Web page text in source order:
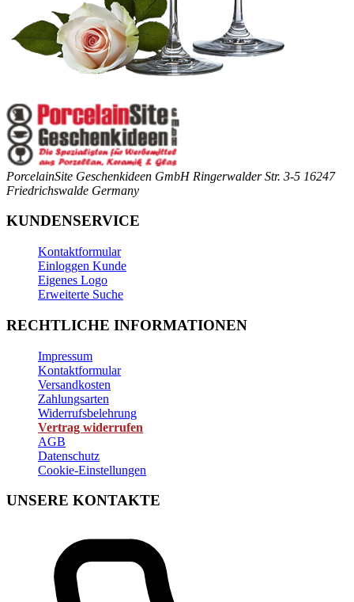
PorcelainSite Geschenkideen GmbH Ringerwalder Str. 3-5 16247
Friedrichswalde Germany
KUNDENSERVICE
Kontaktformular
Einloggen Kunde
Eigenes Logo
Erweiterte Suche
RECHTLICHE INFORMATIONEN
Impressum
Kontaktformular
Versandkosten
Zahlungsarten
Widerrufsbelehrung
Vertrag widerrufen
AGB
Datenschutz
Cookie-Einstellungen
UNSERE KONTAKTE